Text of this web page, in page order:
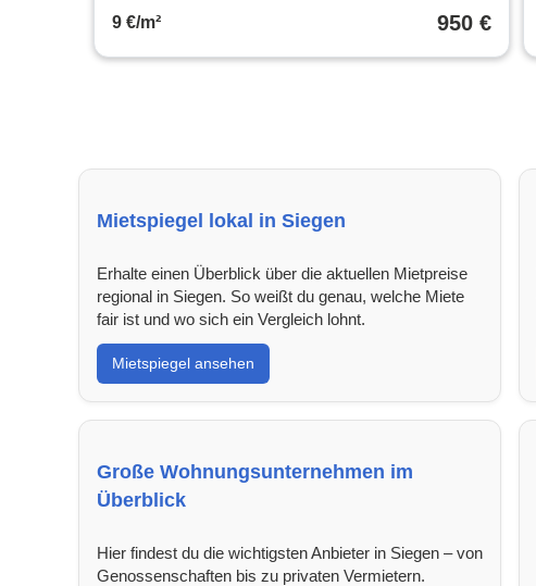
9 €/m² 950 €
Mietspiegel lokal in Siegen
Erhalte einen Überblick über die aktuellen Mietpreise
regional in Siegen. So weißt du genau, welche Miete
fair ist und wo sich ein Vergleich lohnt.
Mietspiegel ansehen
Große Wohnungsunternehmen im
Überblick
Hier findest du die wichtigsten Anbieter in Siegen – von
Genossenschaften bis zu privaten Vermietern.